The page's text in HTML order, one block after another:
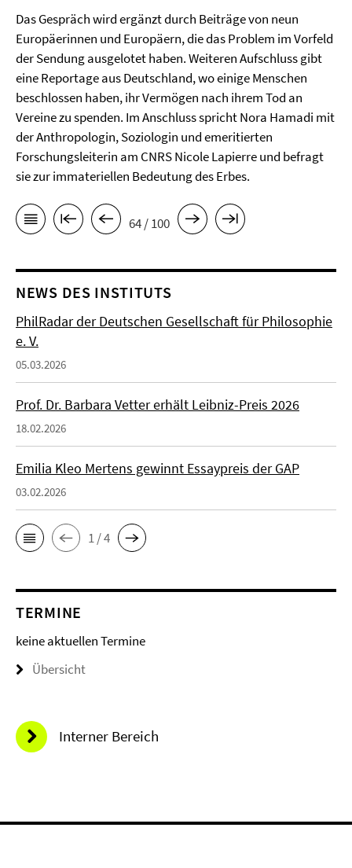
Das Gespräch wird ergänzt durch Beiträge von neun
Europäerinnen und Europäern, die das Problem im Vorfeld
der Sendung ausgelotet haben. Weiteren Aufschluss gibt
eine Reportage aus Deutschland, wo einige Menschen
beschlossen haben, ihr Vermögen nach ihrem Tod an
Vereine zu spenden. Im Anschluss spricht Nora Hamadi mit
der Anthropologin, Soziologin und emeritierten
Forschungsleiterin am CNRS Nicole Lapierre und befragt
sie zur immateriellen Bedeutung des Erbes.
64 / 100
NEWS DES INSTITUTS
PhilRadar der Deutschen Gesellschaft für Philosophie
e. V.
05.03.2026
Prof. Dr. Barbara Vetter erhält Leibniz-Preis 2026
18.02.2026
Emilia Kleo Mertens gewinnt Essaypreis der GAP
03.02.2026
1 / 4
TERMINE
keine aktuellen Termine
Übersicht
Interner Bereich